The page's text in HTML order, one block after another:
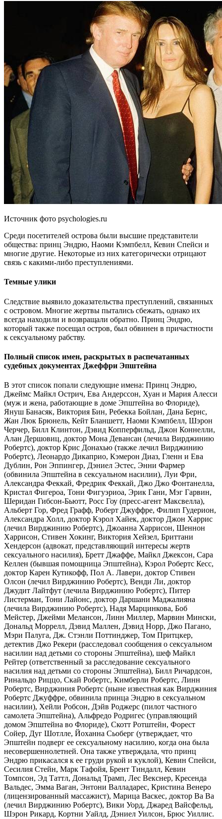
Источник фото psychologies.ru
Среди посетителей острова были высшие представители
общества: принц Эндрю, Наоми Кэмпбелл, Кевин Спейси и
многие другие. Некоторые из них категорически отрицают
связь с какими-либо преступлениями.
Темные улики
Следствие выявило доказательства преступлений, связанных
с островом. Многие жертвы пытались сбежать, однако их
всегда находили и возвращали обратно. Принц Эндрю,
который также посещал остров, был обвинен в причастности
к сексуальному рабству.
Полный список имен, раскрытых в распечатанных
судебных документах Джеффри Эпштейна
В этот список попали следующие имена: Принц Эндрю,
Джеймс Майкл Острич, Ева Андерссон, Хуан и Мария Алесси
(муж и жена, работающие в доме Эпштейна во Флориде),
Януш Банасяк, Виктория Бин, Ребекка Бойлан, Дана Бернс,
Жан Люк Брюнель, Кейт Бланшетт, Наоми Кэмпбелл, Шэрон
Черчер, Билл Клинтон, Дэвид Копперфильд, Джон Коннелли,
Алан Дершовиц, доктор Мона Девансан (лечила Вирджинию
Робертс), доктор Крис Донахью (также лечил Вирджинию
Робертс), Леонардо Дикаприо, Кэмерон Диаз, Гленн и Ева
Дублин, Рон Эппингер, Дэниел Эстес, Энни Фармер
(обвинила Эпштейна в сексуальном насилии), Луи Фри,
Александра Феккай, Фредрик Феккай, Джо Джо Фонтанелла,
Кристал Фигероа, Тони Фигуэриоа, Эрик Гани, Мэг Гарвин,
Шеридан Гибсон-Бьютт, Росс Гоу (пресс-агент Максвелла),
Альберт Гор, Фред Графф, Роберт Джуффре, Филип Гудерион,
Александра Холл, доктор Кэрол Хайек, доктор Джон Харрис
(лечил Вирджинию Робертс), Джоанна Харрисон, Шеннон
Харрисон, Стивен Хокинг, Виктория Хейзел, Бриттани
Хендерсон (адвокат, представляющий интересы жертв
сексуального насилия), Бретт Джаффе, Майкл Джексон, Сара
Келлен (бывшая помощница Эпштейна), Кэрол Робертс Кесс,
доктор Карен Кутикофф, Пол А. Лавери, доктор Стивен
Олсон (лечил Вирджинию Робертс), Венди Ли, доктор
Джудит Лайтфут (лечила Вирджинию Робертс), Питер
Листерман, Тони Лайонс, доктор Даршани Маджалияна
(лечила Вирджинию Робертс), Надя Марцинкова, Боб
Мейстер, Джейми Мелансон, Линн Миллер, Марвин Мински,
Дональд Моррелл, Дэвид Маллен, Дэвид Норр, Джо Пагано,
Мэри Палуга, Дж. Стэнли Поттинджер, Том Притцкер,
детектив Джо Рекери (расследовал сообщения о сексуальном
насилии над детьми со стороны Эпштейна), шеф Майкл
Рейтер (ответственный за расследование сексуального
насилия над детьми со стороны Эпштейна), Билл Ричардсон,
Ринальдо Риццо, Скай Робертс, Кимберли Робертс, Линн
Робертс, Вирджиния Робертс (ныне известная как Вирджиния
Робертс Джуффре, обвинила принца Эндрю в сексуальном
насилии), Хейли Робсон, Дэйв Роджерс (пилот частного
самолета Эпштейна), Альфредо Родригес (управляющий
домом Эпштейна во Флориде), Скотт Ротштейн, Форест
Сойер, Дуг Шотлле, Йоханна Сьоберг (утверждает, что
Эпштейн подверг ее сексуальному насилию, когда она была
несовершеннолетней. Она также утверждала, что принц
Эндрю прикасался к ее груди рукой и куклой), Кевин Спейси,
Сесилия Стейн, Марк Тафойя, Брент Тиндалл, Кевин
Томпсон, Эд Таттл, Дональд Трамп, Лес Векснер, Кресенда
Вальдес, Эмма Ваган, Энтони Валладарес, Кристина Венеро
(лицензированный массажист), Марица Васкес, доктор Ва Ва
(лечил Вирджинию Робертс), Вики Уорд, Джаред Вайсфельд,
Шэрон Рикард, Кортни Уайлд, Дэниел Уилсон, Брюс Уиллис.